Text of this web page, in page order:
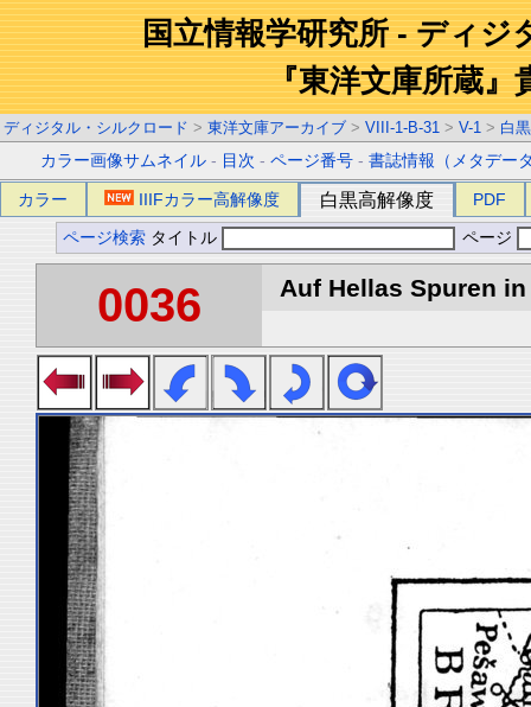
国立情報学研究所 - ディジ
『東洋文庫所蔵』
ディジタル・シルクロード > 東洋文庫アーカイブ > VIII-1-B-31 > V-1 > 白
カラー画像サムネイル - 目次 -ページ番号 -書誌情報（メタデー
カラー IIIFカラー高解像度 白黒高解像度 PDF
ページ検索 タイトル ページ
0036 Auf Hellas Spuren